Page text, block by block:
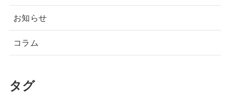
お知らせ
コラム
タグ